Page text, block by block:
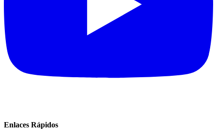
Enlaces Rápidos